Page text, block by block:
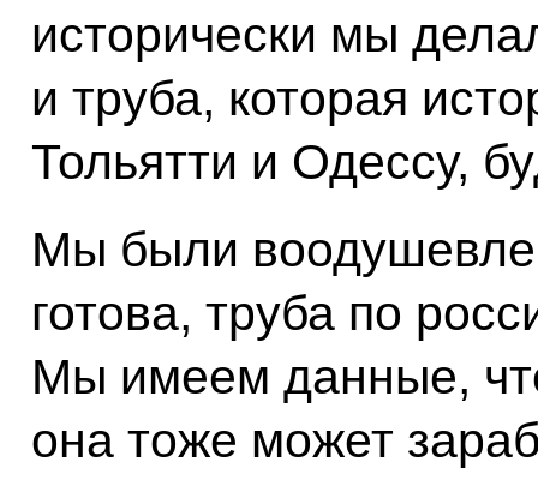
исторически мы
и труба, которая
Тольятти и Одессу,
Мы были
готова, труба по
Мы имеем данные,
она тоже может